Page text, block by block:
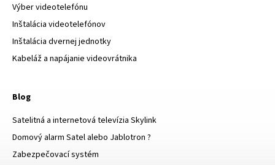
Výber videotelefónu
Inštalácia videotelefónov
Inštalácia dvernej jednotky
Kabeláž a napájanie videovrátnika
Blog
Satelitná a internetová televízia Skylink
Domový alarm Satel alebo Jablotron ?
Zabezpečovací systém